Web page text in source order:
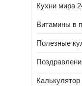
Кухни мира
Витамины в
Полезные
Калькулятор